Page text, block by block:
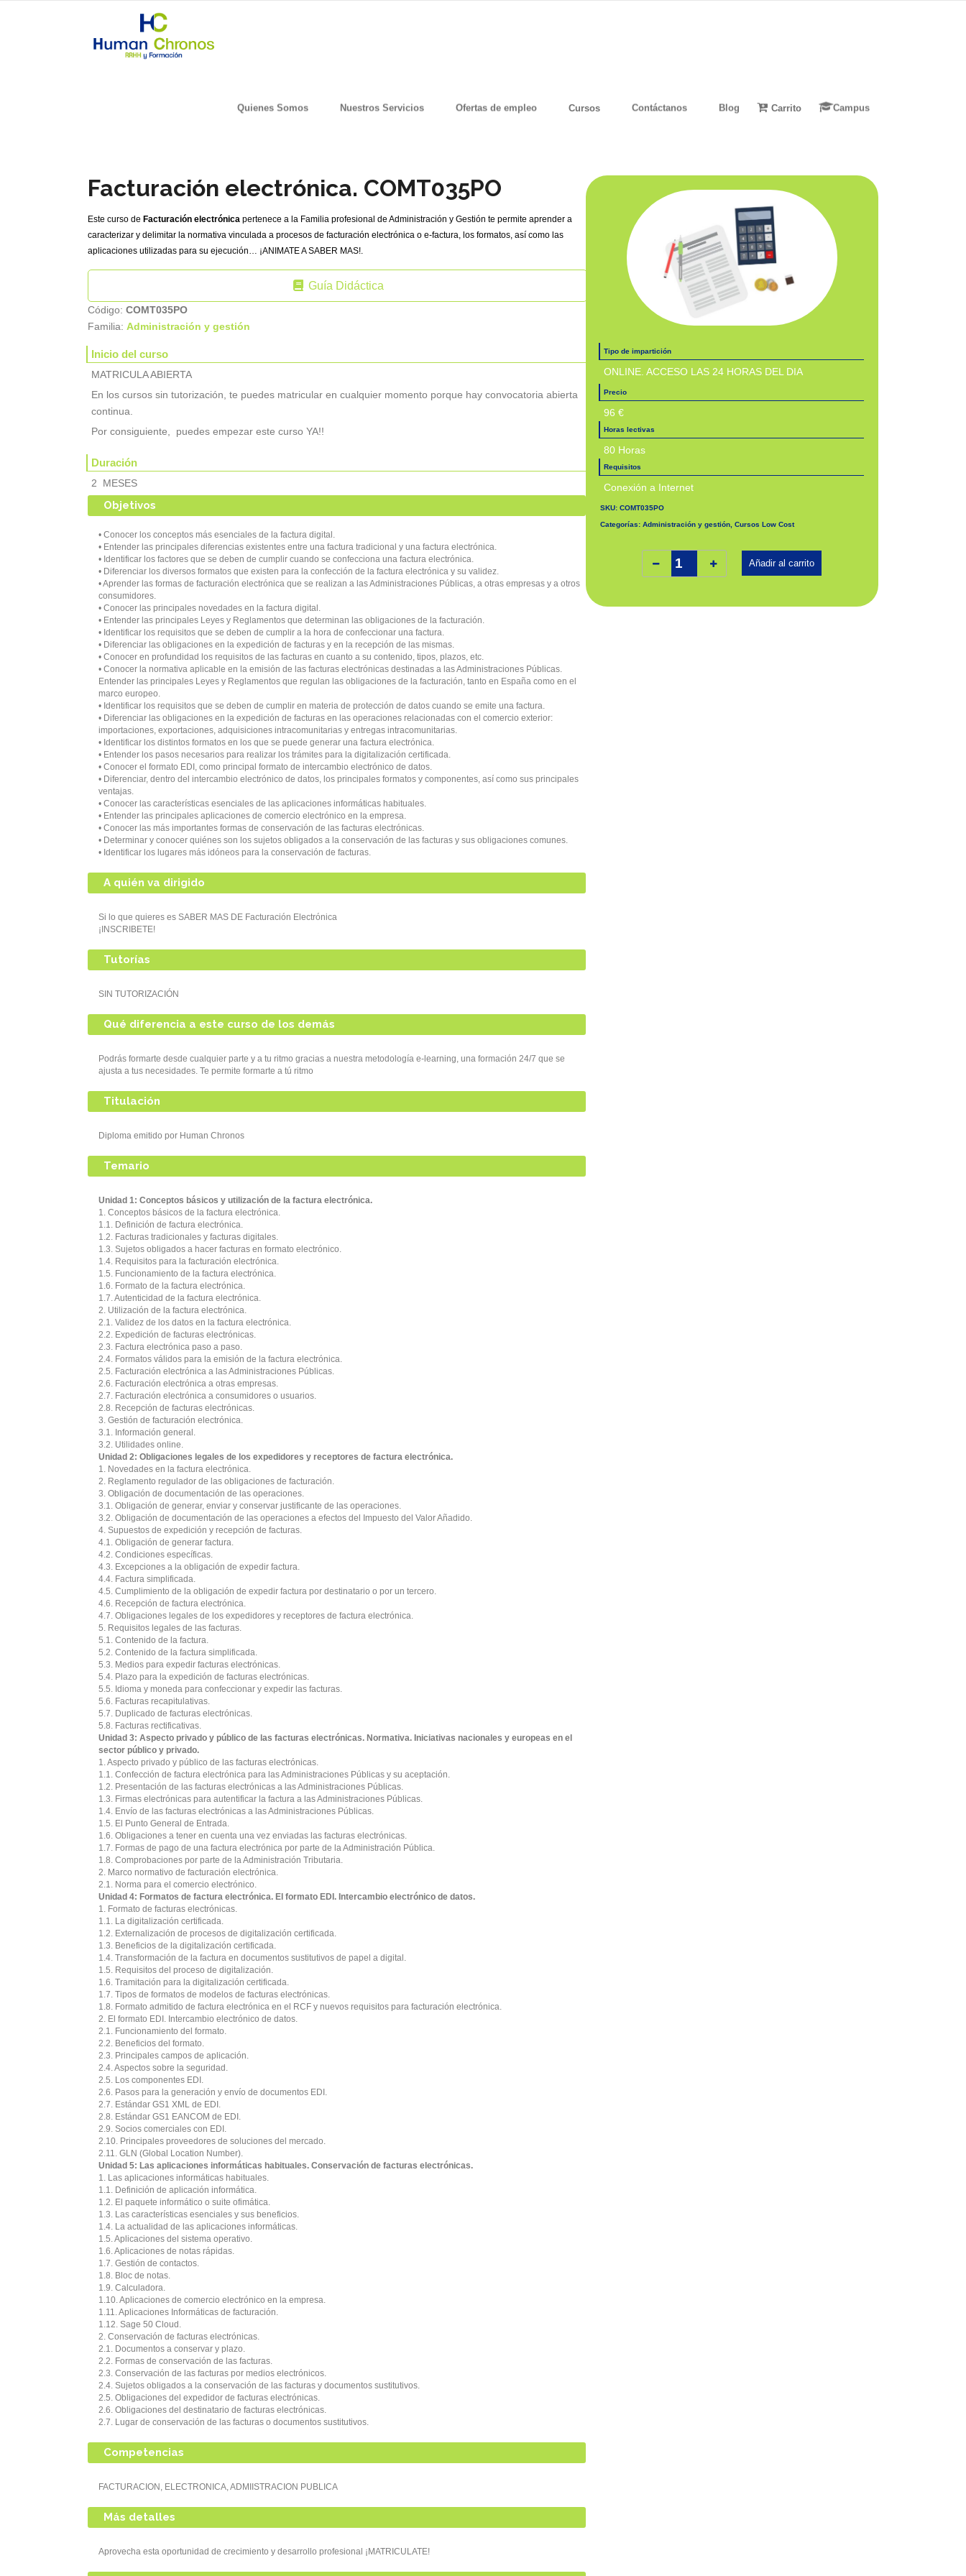
Quienes Somos Nuestros Servicios Ofertas de empleo Cursos Contáctanos Blog Carrito Campus
Facturación electrónica. COMT035PO
Este curso de Facturación electrónica pertenece a la Familia profesional de Administración y Gestión te permite aprender a
caracterizar y delimitar la normativa vinculada a procesos de facturación electrónica o e-factura, los formatos, así como las
aplicaciones utilizadas para su ejecución… ¡ANIMATE A SABER MAS!.
Guía Didáctica
Código: COMT035PO
Familia: Administración y gestión
Inicio del curso
MATRICULA ABIERTA
En los cursos sin tutorización, te puedes matricular en cualquier momento porque hay convocatoria abierta
continua.
Por consiguiente, puedes empezar este curso YA!!
Duración
2 MESES
Objetivos
• Conocer los conceptos más esenciales de la factura digital.
• Entender las principales diferencias existentes entre una factura tradicional y una factura electrónica.
• Identificar los factores que se deben de cumplir cuando se confecciona una factura electrónica.
• Diferenciar los diversos formatos que existen para la confección de la factura electrónica y su validez.
• Aprender las formas de facturación electrónica que se realizan a las Administraciones Públicas, a otras empresas y a otros
consumidores.
• Conocer las principales novedades en la factura digital.
• Entender las principales Leyes y Reglamentos que determinan las obligaciones de la facturación.
• Identificar los requisitos que se deben de cumplir a la hora de confeccionar una factura.
• Diferenciar las obligaciones en la expedición de facturas y en la recepción de las mismas.
• Conocer en profundidad los requisitos de las facturas en cuanto a su contenido, tipos, plazos, etc.
• Conocer la normativa aplicable en la emisión de las facturas electrónicas destinadas a las Administraciones Públicas.
Entender las principales Leyes y Reglamentos que regulan las obligaciones de la facturación, tanto en España como en el
marco europeo.
• Identificar los requisitos que se deben de cumplir en materia de protección de datos cuando se emite una factura.
• Diferenciar las obligaciones en la expedición de facturas en las operaciones relacionadas con el comercio exterior:
importaciones, exportaciones, adquisiciones intracomunitarias y entregas intracomunitarias.
• Identificar los distintos formatos en los que se puede generar una factura electrónica.
• Entender los pasos necesarios para realizar los trámites para la digitalización certificada.
• Conocer el formato EDI, como principal formato de intercambio electrónico de datos.
• Diferenciar, dentro del intercambio electrónico de datos, los principales formatos y componentes, así como sus principales
ventajas.
• Conocer las características esenciales de las aplicaciones informáticas habituales.
• Entender las principales aplicaciones de comercio electrónico en la empresa.
• Conocer las más importantes formas de conservación de las facturas electrónicas.
• Determinar y conocer quiénes son los sujetos obligados a la conservación de las facturas y sus obligaciones comunes.
• Identificar los lugares más idóneos para la conservación de facturas.
A quién va dirigido
Si lo que quieres es SABER MAS DE Facturación Electrónica
¡INSCRIBETE!
Tutorías
SIN TUTORIZACIÓN
Qué diferencia a este curso de los demás
Podrás formarte desde cualquier parte y a tu ritmo gracias a nuestra metodología e-learning, una formación 24/7 que se
ajusta a tus necesidades. Te permite formarte a tú ritmo
Titulación
Diploma emitido por Human Chronos
Temario
Unidad 1: Conceptos básicos y utilización de la factura electrónica.
1. Conceptos básicos de la factura electrónica.
1.1. Definición de factura electrónica.
1.2. Facturas tradicionales y facturas digitales.
1.3. Sujetos obligados a hacer facturas en formato electrónico.
1.4. Requisitos para la facturación electrónica.
1.5. Funcionamiento de la factura electrónica.
1.6. Formato de la factura electrónica.
1.7. Autenticidad de la factura electrónica.
2. Utilización de la factura electrónica.
2.1. Validez de los datos en la factura electrónica.
2.2. Expedición de facturas electrónicas.
2.3. Factura electrónica paso a paso.
2.4. Formatos válidos para la emisión de la factura electrónica.
2.5. Facturación electrónica a las Administraciones Públicas.
2.6. Facturación electrónica a otras empresas.
2.7. Facturación electrónica a consumidores o usuarios.
2.8. Recepción de facturas electrónicas.
3. Gestión de facturación electrónica.
3.1. Información general.
3.2. Utilidades online.
Unidad 2: Obligaciones legales de los expedidores y receptores de factura electrónica.
1. Novedades en la factura electrónica.
2. Reglamento regulador de las obligaciones de facturación.
3. Obligación de documentación de las operaciones.
3.1. Obligación de generar, enviar y conservar justificante de las operaciones.
3.2. Obligación de documentación de las operaciones a efectos del Impuesto del Valor Añadido.
4. Supuestos de expedición y recepción de facturas.
4.1. Obligación de generar factura.
4.2. Condiciones específicas.
4.3. Excepciones a la obligación de expedir factura.
4.4. Factura simplificada.
4.5. Cumplimiento de la obligación de expedir factura por destinatario o por un tercero.
4.6. Recepción de factura electrónica.
4.7. Obligaciones legales de los expedidores y receptores de factura electrónica.
5. Requisitos legales de las facturas.
5.1. Contenido de la factura.
5.2. Contenido de la factura simplificada.
5.3. Medios para expedir facturas electrónicas.
5.4. Plazo para la expedición de facturas electrónicas.
5.5. Idioma y moneda para confeccionar y expedir las facturas.
5.6. Facturas recapitulativas.
5.7. Duplicado de facturas electrónicas.
5.8. Facturas rectificativas.
Unidad 3: Aspecto privado y público de las facturas electrónicas. Normativa. Iniciativas nacionales y europeas en el
sector público y privado.
1. Aspecto privado y público de las facturas electrónicas.
1.1. Confección de factura electrónica para las Administraciones Públicas y su aceptación.
1.2. Presentación de las facturas electrónicas a las Administraciones Públicas.
1.3. Firmas electrónicas para autentificar la factura a las Administraciones Públicas.
1.4. Envío de las facturas electrónicas a las Administraciones Públicas.
1.5. El Punto General de Entrada.
1.6. Obligaciones a tener en cuenta una vez enviadas las facturas electrónicas.
1.7. Formas de pago de una factura electrónica por parte de la Administración Pública.
1.8. Comprobaciones por parte de la Administración Tributaria.
2. Marco normativo de facturación electrónica.
2.1. Norma para el comercio electrónico.
Unidad 4: Formatos de factura electrónica. El formato EDI. Intercambio electrónico de datos.
1. Formato de facturas electrónicas.
1.1. La digitalización certificada.
1.2. Externalización de procesos de digitalización certificada.
1.3. Beneficios de la digitalización certificada.
1.4. Transformación de la factura en documentos sustitutivos de papel a digital.
1.5. Requisitos del proceso de digitalización.
1.6. Tramitación para la digitalización certificada.
1.7. Tipos de formatos de modelos de facturas electrónicas.
1.8. Formato admitido de factura electrónica en el RCF y nuevos requisitos para facturación electrónica.
2. El formato EDI. Intercambio electrónico de datos.
2.1. Funcionamiento del formato.
2.2. Beneficios del formato.
2.3. Principales campos de aplicación.
2.4. Aspectos sobre la seguridad.
2.5. Los componentes EDI.
2.6. Pasos para la generación y envío de documentos EDI.
2.7. Estándar GS1 XML de EDI.
2.8. Estándar GS1 EANCOM de EDI.
2.9. Socios comerciales con EDI.
2.10. Principales proveedores de soluciones del mercado.
2.11. GLN (Global Location Number).
Unidad 5: Las aplicaciones informáticas habituales. Conservación de facturas electrónicas.
1. Las aplicaciones informáticas habituales.
1.1. Definición de aplicación informática.
1.2. El paquete informático o suite ofimática.
1.3. Las características esenciales y sus beneficios.
1.4. La actualidad de las aplicaciones informáticas.
1.5. Aplicaciones del sistema operativo.
1.6. Aplicaciones de notas rápidas.
1.7. Gestión de contactos.
1.8. Bloc de notas.
1.9. Calculadora.
1.10. Aplicaciones de comercio electrónico en la empresa.
1.11. Aplicaciones Informáticas de facturación.
1.12. Sage 50 Cloud.
2. Conservación de facturas electrónicas.
2.1. Documentos a conservar y plazo.
2.2. Formas de conservación de las facturas.
2.3. Conservación de las facturas por medios electrónicos.
2.4. Sujetos obligados a la conservación de las facturas y documentos sustitutivos.
2.5. Obligaciones del expedidor de facturas electrónicas.
2.6. Obligaciones del destinatario de facturas electrónicas.
2.7. Lugar de conservación de las facturas o documentos sustitutivos.
Competencias
FACTURACION, ELECTRONICA, ADMIISTRACION PUBLICA
Más detalles
Aprovecha esta oportunidad de crecimiento y desarrollo profesional ¡MATRICULATE!
Tipo de impartición
ONLINE. ACCESO LAS 24 HORAS DEL DIA
Precio
96 €
Horas lectivas
80 Horas
Requisitos
Conexión a Internet
SKU:COMT035PO
Categorías:Administración y gestión,Cursos Low Cost
Facturación electrónica. COMT035PO cantidad
Añadir al carrito